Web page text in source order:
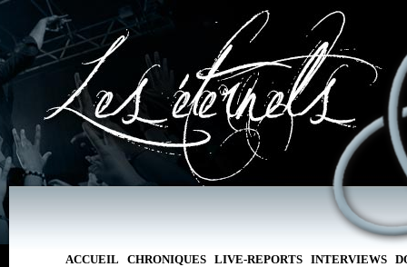
ACCUEIL CHRONIQUES LIVE-REPORTS INTERVIEWS